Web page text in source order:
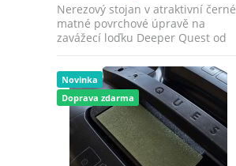
Nerezový stojan v atraktivní černé
matné povrchové úpravě na
zavážecí loďku Deeper Quest od
Novinka
Doprava zdarma